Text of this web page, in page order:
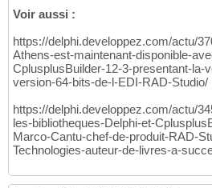
Voir aussi :
https://delphi.developpez.com/actu/
Athens-est-maintenant-disponible-
CplusplusBuilder-12-3-presentant-la-
version-64-bits-de-l-EDI-RAD-Studio/
https://delphi.developpez.com/actu/
les-bibliotheques-Delphi-et-
Marco-Cantu-chef-de-produit-RAD-
Technologies-auteur-de-livres-a-